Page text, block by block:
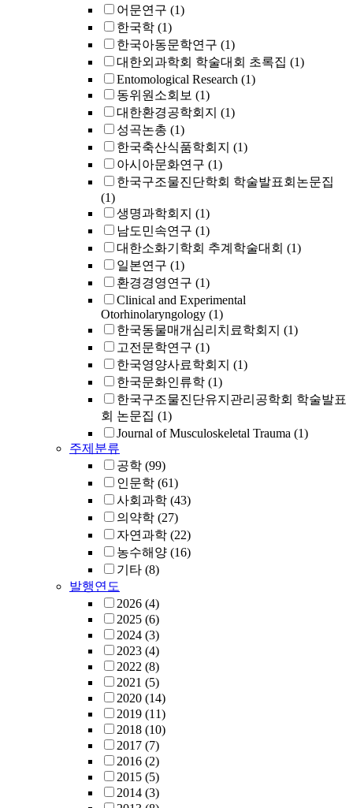
어문연구 (1)
한국학 (1)
한국아동문학연구 (1)
대한외과학회 학술대회 초록집 (1)
Entomological Research (1)
동위원소회보 (1)
대한환경공학회지 (1)
성곡논총 (1)
한국축산식품학회지 (1)
아시아문화연구 (1)
한국구조물진단학회 학술발표회논문집
(1)
생명과학회지 (1)
남도민속연구 (1)
대한소화기학회 추계학술대회 (1)
일본연구 (1)
환경경영연구 (1)
Clinical and Experimental
Otorhinolaryngology (1)
한국동물매개심리치료학회지 (1)
고전문학연구 (1)
한국영양사료학회지 (1)
한국문화인류학 (1)
한국구조물진단유지관리공학회 학술발표
회 논문집 (1)
Journal of Musculoskeletal Trauma (1)
주제분류
공학 (99)
인문학 (61)
사회과학 (43)
의약학 (27)
자연과학 (22)
농수해양 (16)
기타 (8)
발행연도
2026 (4)
2025 (6)
2024 (3)
2023 (4)
2022 (8)
2021 (5)
2020 (14)
2019 (11)
2018 (10)
2017 (7)
2016 (2)
2015 (5)
2014 (3)